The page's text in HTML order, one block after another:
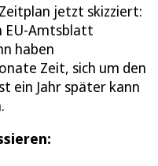
jetzt skizziert:
EU-Amtsblatt
haben
Zeit, sich um den
ein Jahr später kann